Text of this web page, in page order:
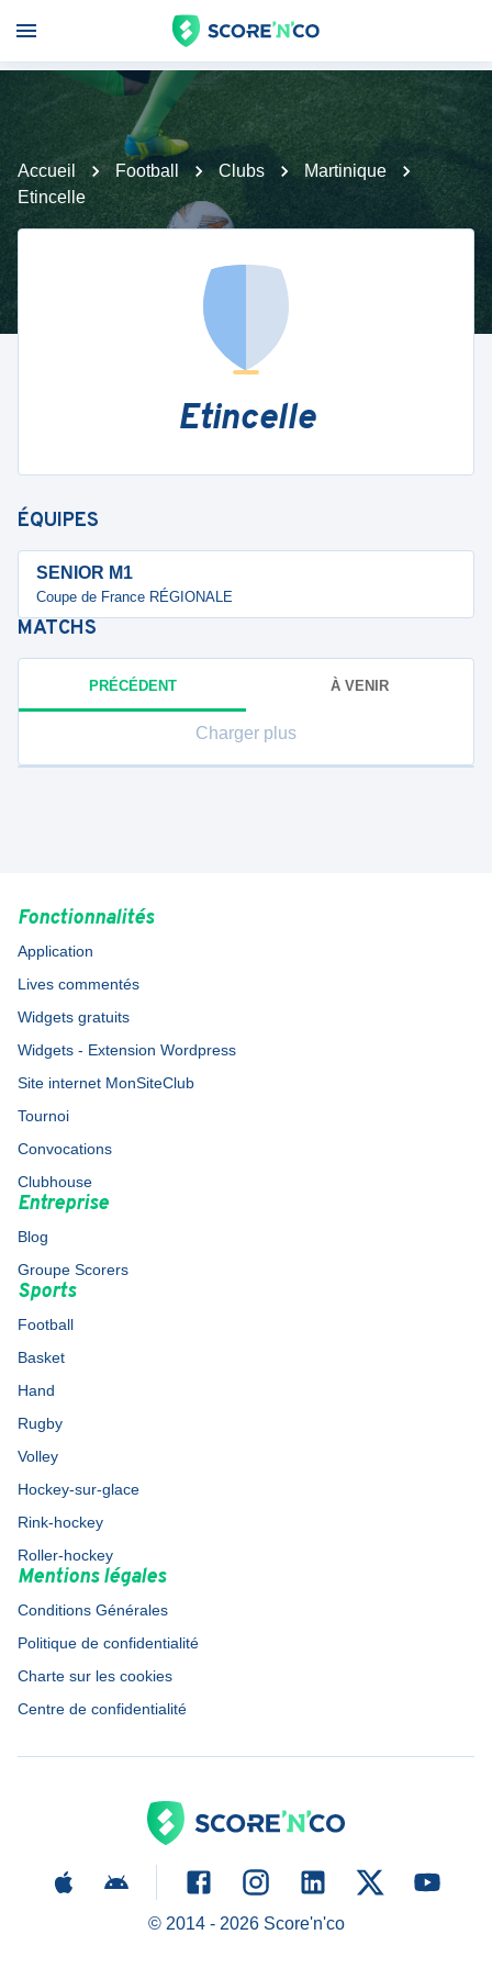
Accueil Football Clubs
Martinique
Etincelle
Etincelle
ÉQUIPES
SENIOR M1
Coupe de France RÉGIONALE
MATCHS
PRÉCÉDENT À VENIR
Charger plus
Fonctionnalités
Application
Lives commentés
Widgets gratuits
Widgets - Extension Wordpress
Site internet MonSiteClub
Tournoi
Convocations
Clubhouse
Entreprise
Blog
Groupe Scorers
Sports
Football
Basket
Hand
Rugby
Volley
Hockey-sur-glace
Rink-hockey
Roller-hockey
Mentions légales
Conditions Générales
Politique de confidentialité
Charte sur les cookies
Centre de confidentialité
© 2014 - 2026Score'n'co